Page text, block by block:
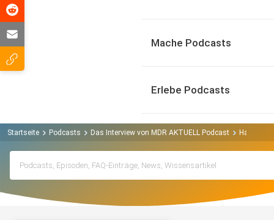
Mache Podcasts
Erlebe Podcasts
Startseite Podcasts Das Interview von MDR AKTUELL Podcast Handy